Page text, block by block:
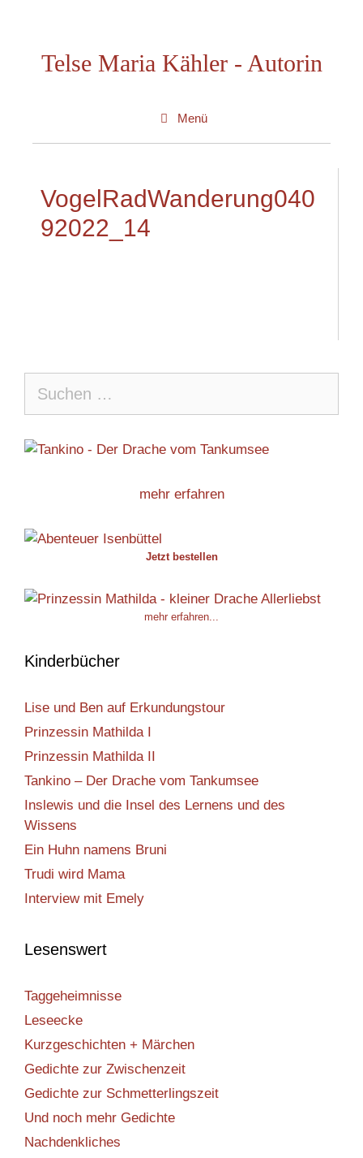
springenTelse Maria Kähler - Autorin
Menü
VogelRadWanderung040
92022_14
nach:
mehr erfahren
Jetzt bestellen
mehr erfahren...
Kinderbücher
Lise und Ben auf Erkundungstour
Prinzessin Mathilda I
Prinzessin Mathilda II
Tankino – Der Drache vom Tankumsee
Inslewis und die Insel des Lernens und des
Wissens
Ein Huhn namens Bruni
Trudi wird Mama
Interview mit Emely
Lesenswert
Taggeheimnisse
Leseecke
Kurzgeschichten + Märchen
Gedichte zur Zwischenzeit
Gedichte zur Schmetterlingszeit
Und noch mehr Gedichte
Nachdenkliches